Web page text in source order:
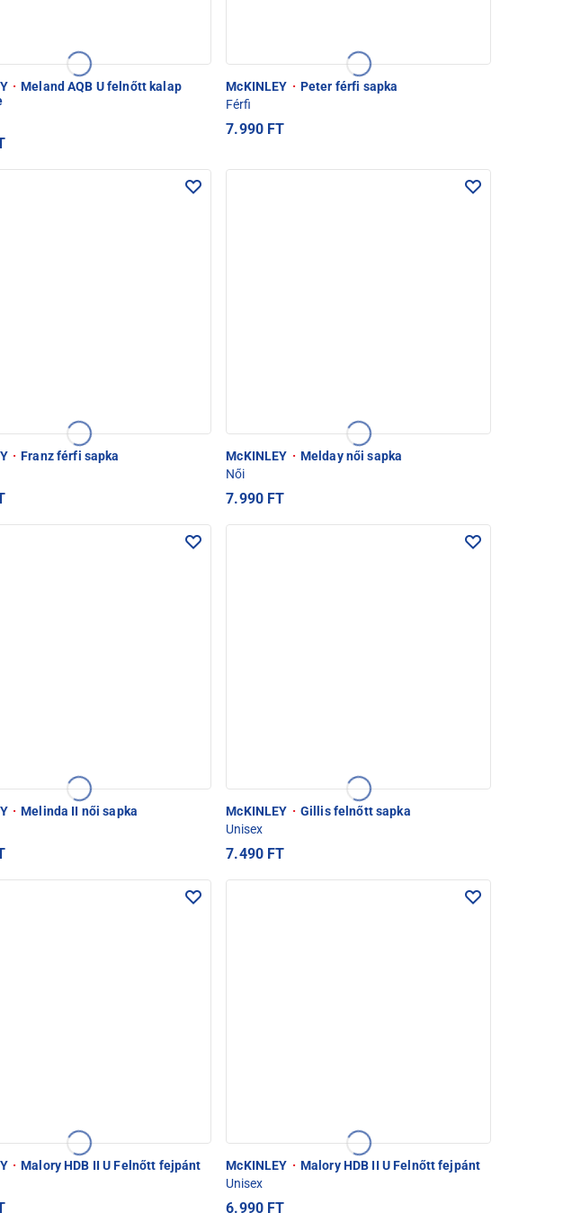
· Meland AQB U felnőtt kalap
McKINLEY · Peter férfi sapka
Férfi
7.990 FT
· Franz férfi sapka
McKINLEY · Melday női sapka
Női
7.990 FT
· Melinda II női sapka
McKINLEY · Gillis felnőtt sapka
Unisex
7.490 FT
· Malory HDB II U Felnőtt fejpánt
McKINLEY · Malory HDB II U Felnőtt fejpánt
Unisex
6.990 FT